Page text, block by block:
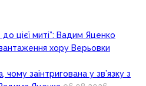
цієї миті”: Вадим Яценко
хору Верьовки
чому заінтригована у зв’язку з